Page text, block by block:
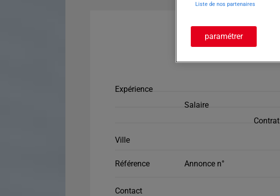
Expérience
Salaire
Contrat
Ville
Référence Annonce n°
Contact
Liste de nos partenaires
paramétrer